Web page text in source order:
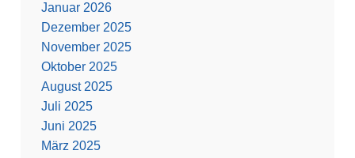
Januar 2026
Dezember 2025
November 2025
Oktober 2025
August 2025
Juli 2025
Juni 2025
März 2025